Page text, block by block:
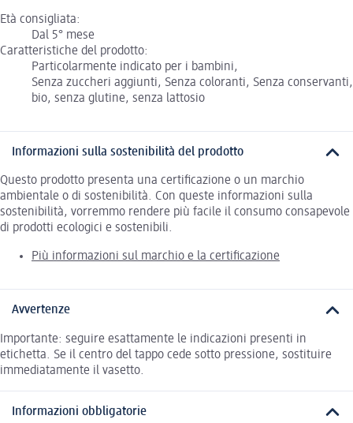
Età consigliata:
Dal 5° mese
Caratteristiche del prodotto:
Particolarmente indicato per i bambini,
Senza zuccheri aggiunti, Senza coloranti, Senza conservanti,
bio, senza glutine, senza lattosio
Informazioni sulla sostenibilità del prodotto
Questo prodotto presenta una certificazione o un marchio
ambientale o di sostenibilità. Con queste informazioni sulla
sostenibilità, vorremmo rendere più facile il consumo consapevole
di prodotti ecologici e sostenibili.
Più informazioni sul marchio e la certificazione
Avvertenze
Importante: seguire esattamente le indicazioni presenti in
etichetta. Se il centro del tappo cede sotto pressione, sostituire
immediatamente il vasetto.
Informazioni obbligatorie